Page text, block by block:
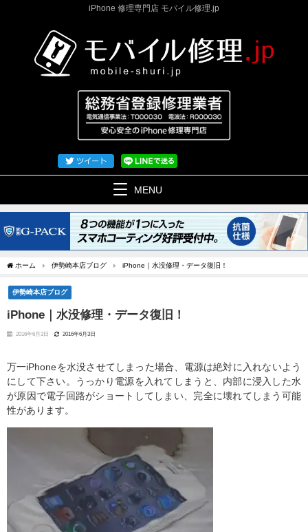
iPhone 修理専門店 モバイル修理.jp
MENU
ホーム 伊勢崎本店ブログ iPhone｜水没修理・データ復旧！
伊勢崎本店ブログ
iPhone｜水没修理・データ復旧！
2016年6月3日 2016年6月3日
万一iPhoneを水没させてしまった場合、電源は絶対に入れないよう
にして下さい。うっかり電源を入れてしまうと、内部に浸入した水
が原因で電子回路がショートしてしまい、完全に壊れてしまう可能
性があります。